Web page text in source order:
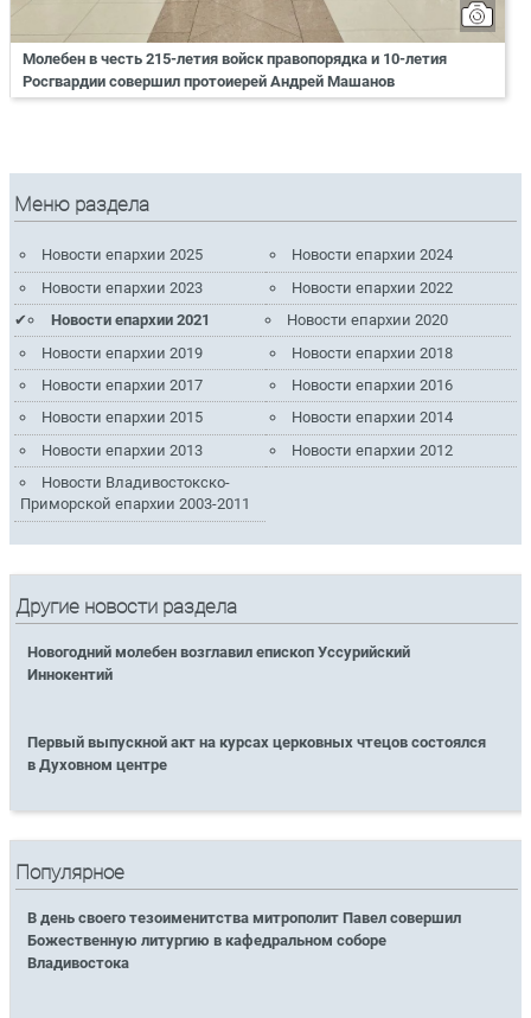
Молебен в честь 215-летия войск правопорядка и 10-летия
Росгвардии совершил протоиерей Андрей Машанов
Меню раздела
Новости епархии 2025
Новости епархии 2024
Новости епархии 2023
Новости епархии 2022
Новости епархии 2021
Новости епархии 2020
Новости епархии 2019
Новости епархии 2018
Новости епархии 2017
Новости епархии 2016
Новости епархии 2015
Новости епархии 2014
Новости епархии 2013
Новости епархии 2012
Новости Владивостокско-
Приморской епархии 2003-2011
Другие новости раздела
Новогодний молебен возглавил епископ Уссурийский
Иннокентий
Первый выпускной акт на курсах церковных чтецов состоялся
в Духовном центре
Популярное
В день своего тезоименитства митрополит Павел совершил
Божественную литургию в кафедральном соборе
Владивостока